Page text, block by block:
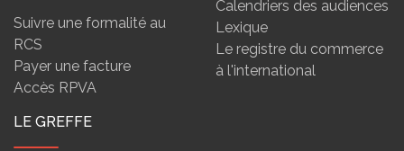
Suivre une formalité au
RCS
Payer une facture
Accès RPVA
Calendriers des audiences
Lexique
Le registre du commerce
à l'international
LE GREFFE